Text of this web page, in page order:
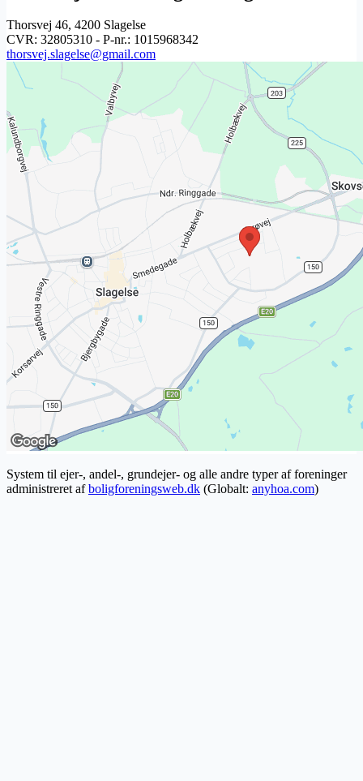
Thorsvej 46, 4200 Slagelse
CVR: 32805310 - P-nr.: 1015968342
thorsvej.slagelse@gmail.com
System til ejer-, andel-, grundejer- og alle andre typer af foreninger
administreret afboligforeningsweb.dk (Globalt: anyhoa.com)